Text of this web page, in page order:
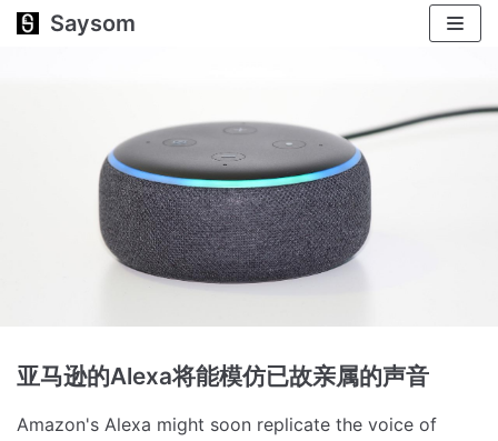
跳
Saysom
亚马逊的Alexa将能模仿已故亲属的声音
Amazon's Alexa might soon replicate the voice of